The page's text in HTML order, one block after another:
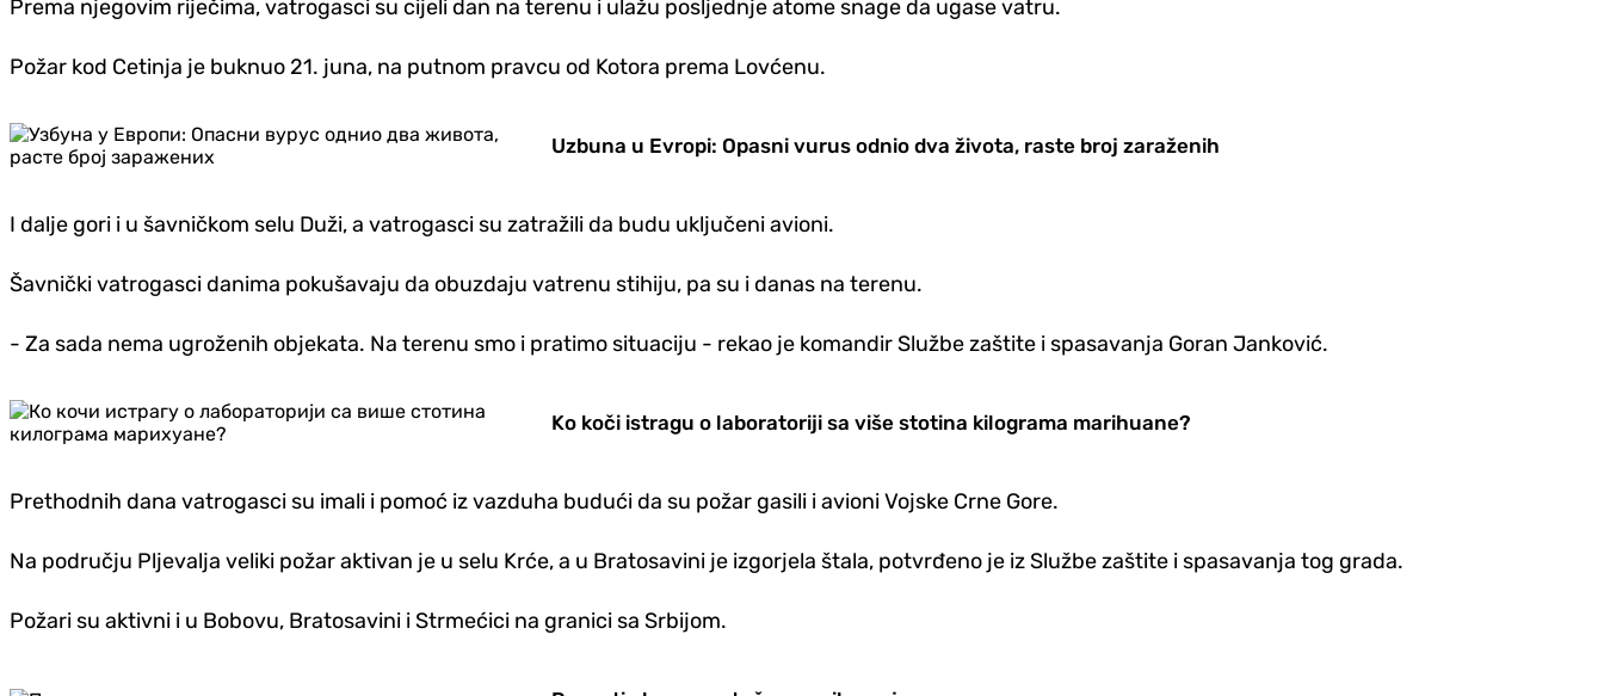
Prema njegovim riječima, vatrogasci su cijeli dan na terenu i ulažu posljednje atome snage da ugase vatru.
Požar kod Cetinja je buknuo 21. juna, na putnom pravcu od Kotora prema Lovćenu.
Uzbuna u Evropi: Opasni vurus odnio dva života, raste broj zaraženih
I dalje gori i u šavničkom selu Duži, a vatrogasci su zatražili da budu uključeni avioni.
Šavnički vatrogasci danima pokušavaju da obuzdaju vatrenu stihiju, pa su i danas na terenu.
- Za sada nema ugroženih objekata. Na terenu smo i pratimo situaciju - rekao je komandir Službe zaštite i spasavanja Goran Janković.
Ko koči istragu o laboratoriji sa više stotina kilograma marihuane?
Prethodnih dana vatrogasci su imali i pomoć iz vazduha budući da su požar gasili i avioni Vojske Crne Gore.
Na području Pljevalja veliki požar aktivan je u selu Krće, a u Bratosavini je izgorjela štala, potvrđeno je iz Službe zaštite i spasavanja tog grada.
Požari su aktivni i u Bobovu, Bratosavini i Strmećici na granici sa Srbijom.